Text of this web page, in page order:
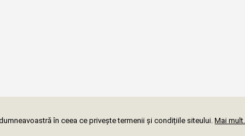
în ceea ce privește termenii și condițiile siteului.Mai mult…